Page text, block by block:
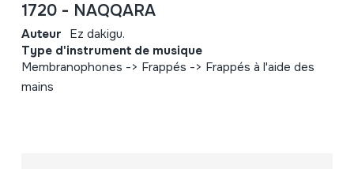
1720 - NAQQARA
Auteur Ez dakigu.
Type d'instrument de musique
Membranophones -> Frappés -> Frappés à l'aide des
mains